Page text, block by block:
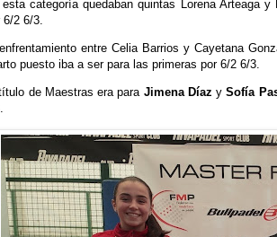
esta categoría quedaban quintas Lorena Arteaga
6/2 6/3.
entre Celia Barrios y Cayetana
puesto iba a ser para las primeras por 6/2 6/3.
de Maestras era para Jimena Díaz ySofía